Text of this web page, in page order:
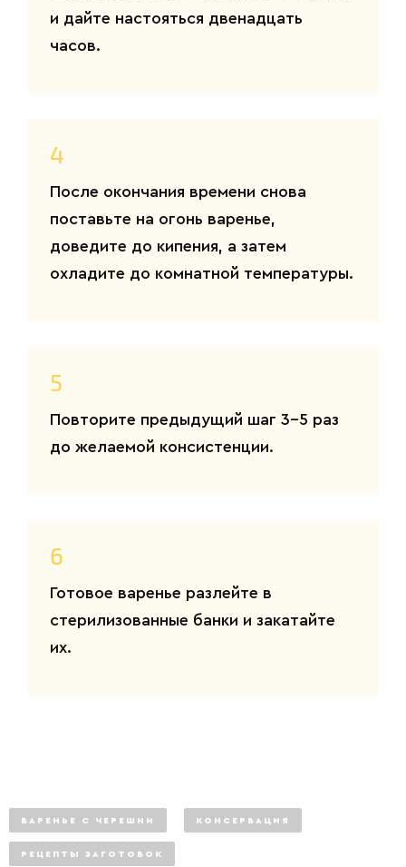
и дайте настояться двенадцать
часов.
4
После окончания времени снова
поставьте на огонь варенье,
доведите до кипения, а затем
охладите до комнатной температуры.
5
Повторите предыдущий шаг 3-5 раз
до желаемой консистенции.
6
Готовое варенье разлейте в
стерилизованные банки и закатайте
их.
ВАРЕНЬЕ С ЧЕРЕШНИ КОНСЕРВАЦИЯ
РЕЦЕПТЫ ЗАГОТОВОК